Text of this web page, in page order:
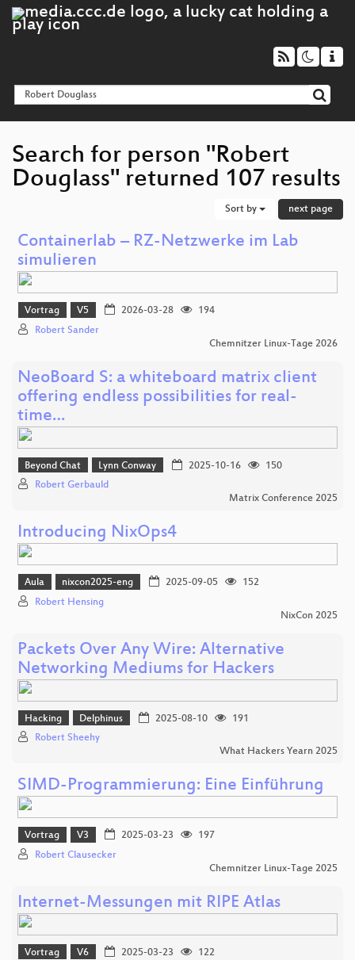
Search for person "Robert
Douglass" returned 107 results
Sort by next page
Containerlab – RZ-Netzwerke im Lab
simulieren
Vortrag V5 2026-03-28
194
Robert Sander
Chemnitzer Linux-Tage 2026
NeoBoard S: a whiteboard matrix client
offering endless possibilities for real-
time…
Beyond Chat Lynn Conway 2025-10-16
150
Robert Gerbauld
Matrix Conference 2025
Introducing NixOps4
Aula nixcon2025-eng 2025-09-05
152
Robert Hensing
NixCon 2025
Packets Over Any Wire: Alternative
Networking Mediums for Hackers
Hacking Delphinus 2025-08-10
191
Robert Sheehy
What Hackers Yearn 2025
SIMD-Programmierung: Eine Einführung
Vortrag V3 2025-03-23
197
Robert Clausecker
Chemnitzer Linux-Tage 2025
Internet-Messungen mit RIPE Atlas
Vortrag V6 2025-03-23
122